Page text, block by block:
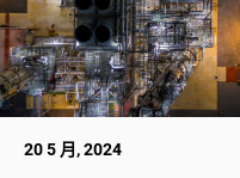
20 5 月, 2024